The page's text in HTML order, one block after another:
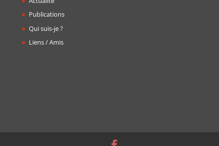
Publications
Qui suis-je ?
Liens / Amis